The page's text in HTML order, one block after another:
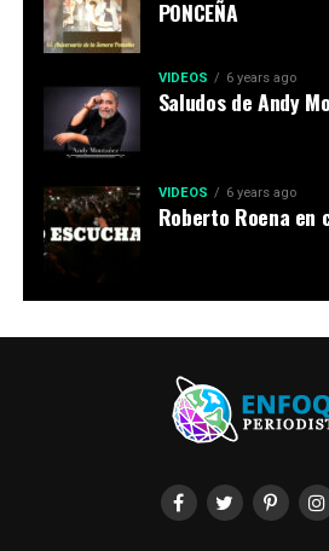
PONCEÑA
VIDEOS 6 years ago
Saludos de Andy
VIDEOS 6 years ago
Roberto Roena en